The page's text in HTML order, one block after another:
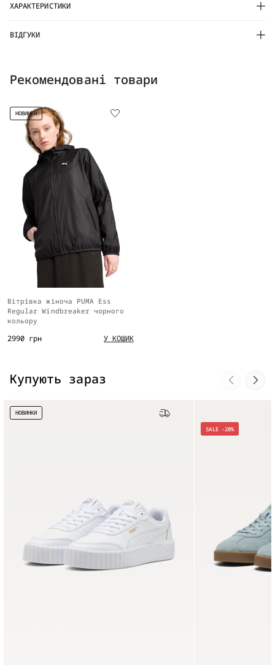
ХАРАКТЕРИСТИКИ
ВІДГУКИ
Рекомендовані товари
НОВИНКИ
Вітрівка жіноча PUMA Ess
Regular Windbreaker чорного
кольору
2990 грн У КОШИК
Купують зараз
НОВИНКИ
SALE -20%